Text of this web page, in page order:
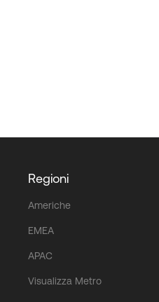
Regioni
Americhe
EMEA
APAC
Visualizza Metro